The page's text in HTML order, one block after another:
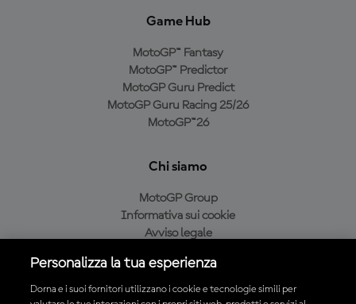
Game Hub
MotoGP™ Fantasy
MotoGP™ Predictor
MotoGP Guru Predict
MotoGP Guru Racing 25/26
MotoGP™26
Chi siamo
MotoGP Group
Informativa sui cookie
Avviso legale
Condizioni di acquisto
Personalizza la tua esperienza
Dorna e i suoi fornitori utilizzano i cookie e tecnologie simili per